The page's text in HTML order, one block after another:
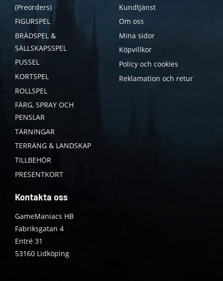
(Preorders)
FIGURSPEL
BRÄDSPEL &
SÄLLSKAPSSPEL
PUSSEL
KORTSPEL
ROLLSPEL
FÄRG, SPRAY OCH
PENSLAR
TÄRNINGAR
TERRÄNG & LANDSKAP
TILLBEHÖR
PRESENTKORT
Kundtjänst
Om oss
Mina sidor
Köpvillkor
Policy och cookies
Reklamation och retur
Kontakta oss
GameManiacs HB
Fabriksgatan 4
Entré 31
53160 Lidköping